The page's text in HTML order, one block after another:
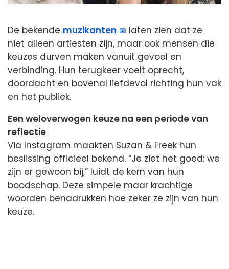
De bekende muzikanten
laten zien dat ze
niet alleen artiesten zijn, maar ook mensen die
keuzes durven maken vanuit gevoel en
verbinding. Hun terugkeer voelt oprecht,
doordacht en bovenal liefdevol richting hun vak
en het publiek.
Een weloverwogen keuze na een periode van
reflectie
Via Instagram maakten Suzan & Freek hun
beslissing officieel bekend. “Je ziet het goed: we
zijn er gewoon bij,” luidt de kern van hun
boodschap. Deze simpele maar krachtige
woorden benadrukken hoe zeker ze zijn van hun
keuze.